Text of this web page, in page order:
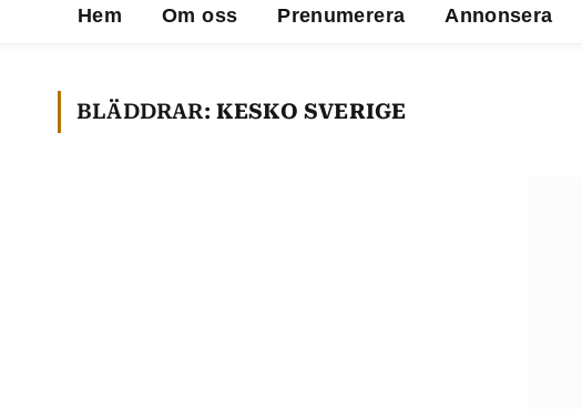
Hem Om oss Prenumerera Annonsera
BLÄDDRAR: KESKO SVERIGE